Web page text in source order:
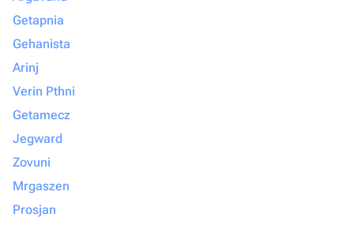
Getapnia
Gehanista
Arinj
Verin Pthni
Getamecz
Jegward
Zovuni
Mrgaszen
Prosjan